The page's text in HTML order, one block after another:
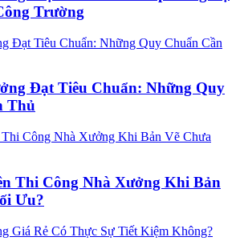
Trường
Đạt Tiêu Chuẩn: Những Quy
Thủ
Thi Công Nhà Xưởng Khi Bản
Ưu?